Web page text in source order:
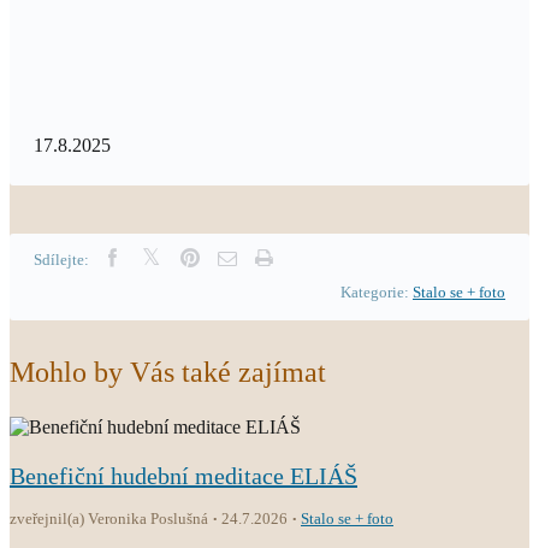
17.8.2025
Sdílejte:
Kategorie: Stalo se + foto
Mohlo by Vás také zajímat
Benefiční hudební meditace ELIÁŠ
zveřejnil(a) Veronika Poslušná 24.7.2026 Stalo se + foto